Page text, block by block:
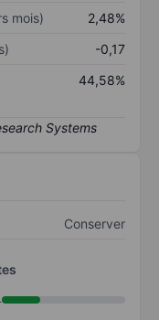
mois)
2,48%
-0,17
44,58%
Conserver